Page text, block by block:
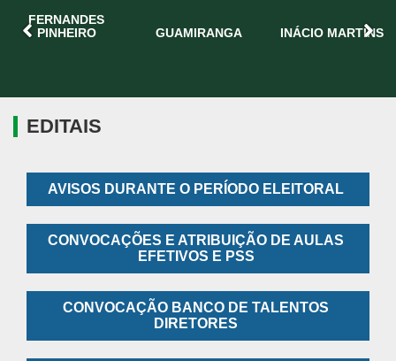
FERNANDES
PINHEIRO
GUAMIRANGA INÁCIO MARTINS
EDITAIS
AVISOS DURANTE O PERÍODO ELEITORAL
CONVOCAÇÕES E ATRIBUIÇÃO DE AULAS
EFETIVOS E PSS
CONVOCAÇÃO BANCO DE TALENTOS
DIRETORES